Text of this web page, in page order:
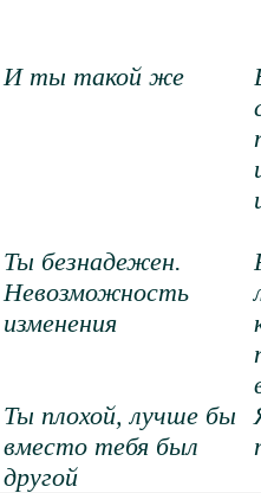
И ты такой же
Ты безнадежен.
Невозможность
изменения
Ты плохой, лучше бы
вместо тебя был
другой